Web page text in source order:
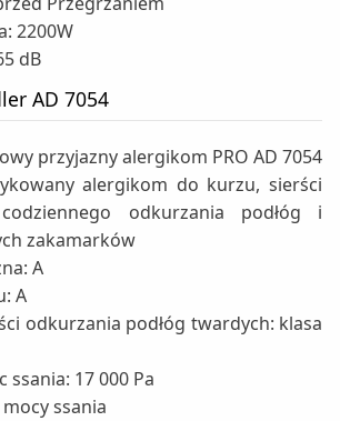
2200W
dB
AD 7054
przyjazny alergikom PRO AD 7054
alergikom do kurzu, sierści
odkurzania podłóg i
zakamarków
A
A
odkurzania podłóg twardych: klasa
ssania: 17 000 Pa
ssania